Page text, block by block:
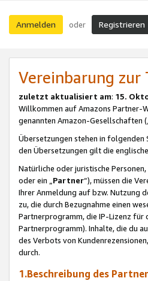
Anmelden oder Registrieren
Vereinbarung zur
zuletzt aktualisiert am: 15.
Willkommen auf Amazons Partner-
genannten Amazon-Gesellschaften
Übersetzungen stehen in folgenden
den Übersetzungen gilt die englische
Natürliche oder juristische
oder ein „Partner“), müssen die
Ihrer Anmeldung auf bzw. Nutzung
zu, die durch Bezugnahme einen
Partnerprogramm, die IP-Lizenz
Partnerprogramm). Inhalte, die du
des Verbots von
durch.
1.Beschreibung des